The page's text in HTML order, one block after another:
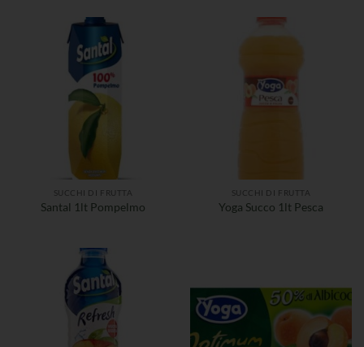
SUCCHI DI FRUTTA
Santal 1lt Pompelmo
SUCCHI DI FRUTTA
Yoga Succo 1lt Pesca